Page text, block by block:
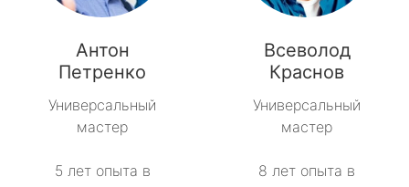
Антон
Петренко
Универсальный
мастер
5 лет опыта в
Всеволод
Краснов
Универсальный
мастер
8 лет опыта в